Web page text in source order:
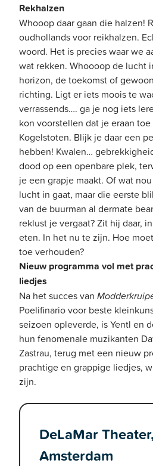
Rekhalzen
Whooop daar gaan die halzen!
oudhollands voor reikhalzen.
woord. Het is precies waar we
wat rekken. Whoooop de lucht
horizon, de toekomst of
richting. Ligt er iets moois te
verrassends…. ga je nog iets
kon voorstellen dat je eraan
Kogelstoten. Blijk je daar een
hebben! Kwalen…
dood op een openbare plek,
je een grapje maakt. Of wat
lucht in gaat, maar die eerste
van de buurman al dermate
reklust je vergaat? Zit hij daar,
eten. In het nu te zijn. Hoe
toe verhouden?
Nieuw programma vol met
liedjes
Na het succes van
Poelifinario voor beste
seizoen opleverde, is Yentl en
hun fenomenale muzikanten
Zastrau, terug met een nieuw
prachtige en grappige liedjes,
zijn.
DeLaMar
Amsterdam